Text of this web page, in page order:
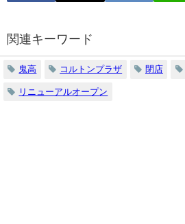
関連キーワード
鬼高 コルトンプラザ 閉店
リニューアルオープン